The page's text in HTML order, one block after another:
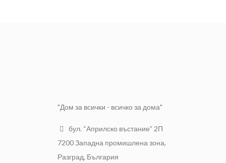
"Дом за всички - всичко за дома"
бул. “Априлско въстание” 2П
7200 Западна промишлена зона,
Разград, България